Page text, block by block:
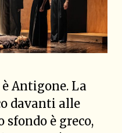
Antigone. La
davanti alle
sfondo è greco,